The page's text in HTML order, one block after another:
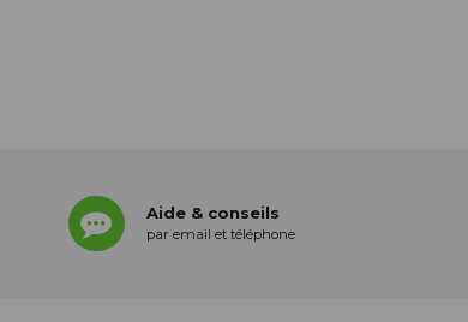
Aide & conseils
par email et téléphone